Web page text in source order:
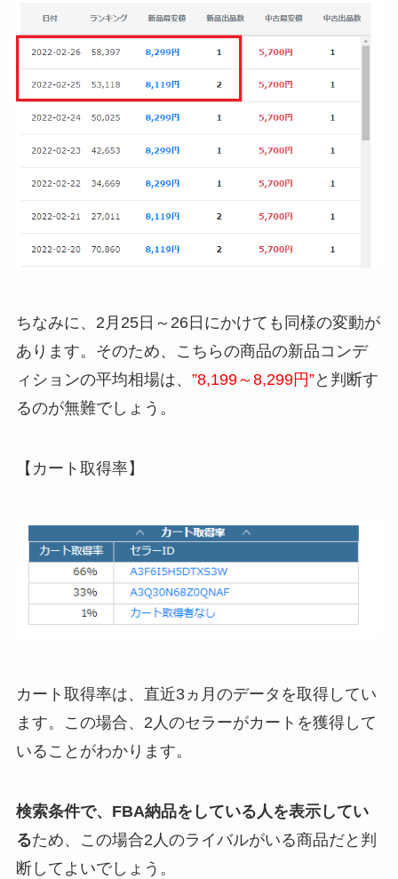
ちなみに、2月25日～26日にかけても同様の変動が
あります。そのため、こちらの商品の新品コンデ
ィションの平均相場は、 ”8,199～8,299円”と判断す
るのが無難でしょう。
【カート取得率】
カート取得率は、直近3ヵ月のデータを取得してい
ます。この場合、2人のセラーがカートを獲得して
いることがわかります。
検索条件で、FBA納品をしている人を表示してい
るため、この場合2人のライバルがいる商品だと判
断してよいでしょう。